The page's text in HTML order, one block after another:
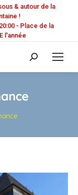
& autour de la
!
- Place de la
l'année
Recherche
: